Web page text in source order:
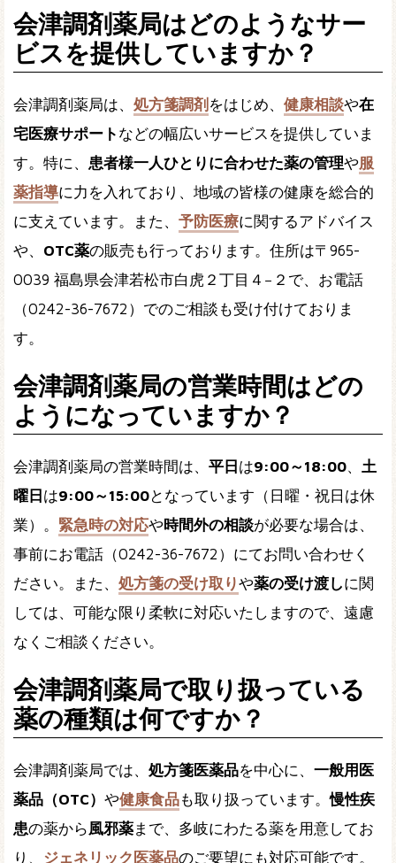
会津調剤薬局はどのようなサー
ビスを提供していますか？
会津調剤薬局は、 処方箋調剤 をはじめ、 健康相談や在
宅医療サポート などの幅広いサービスを提供していま
す。特に、 患者様一人ひとりに合わせた薬の管理や服
薬指導に力を入れており、地域の皆様の健康を総合的
に支えています。また、 予防医療に関するアドバイス
や、 OTC薬の販売も行っております。住所は〒965-
0039 福島県会津若松市白虎２丁目４−２で、お電話
（0242-36-7672）でのご相談も受け付けておりま
す。
会津調剤薬局の営業時間はどの
ようになっていますか？
会津調剤薬局の営業時間は、 平日 は9:00～18:00、 土
曜日 は9:00～15:00となっています（日曜・祝日は休
業）。 緊急時の対応や時間外の相談が必要な場合は、
事前にお電話（0242-36-7672）にてお問い合わせく
ださい。また、 処方箋の受け取りや薬の受け渡しに関
しては、可能な限り柔軟に対応いたしますので、遠慮
なくご相談ください。
会津調剤薬局で取り扱っている
薬の種類は何ですか？
会津調剤薬局では、 処方箋医薬品を中心に、 一般用医
薬品（OTC） や健康食品も取り扱っています。慢性疾
患の薬から風邪薬まで、多岐にわたる薬を用意してお
り、 ジェネリック医薬品のご要望にも対応可能です。